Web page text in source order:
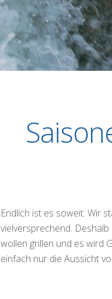
Endlich ist es soweit: Wir
vielversprechend.
wollen grillen und es wird
einfach nur die Aussicht